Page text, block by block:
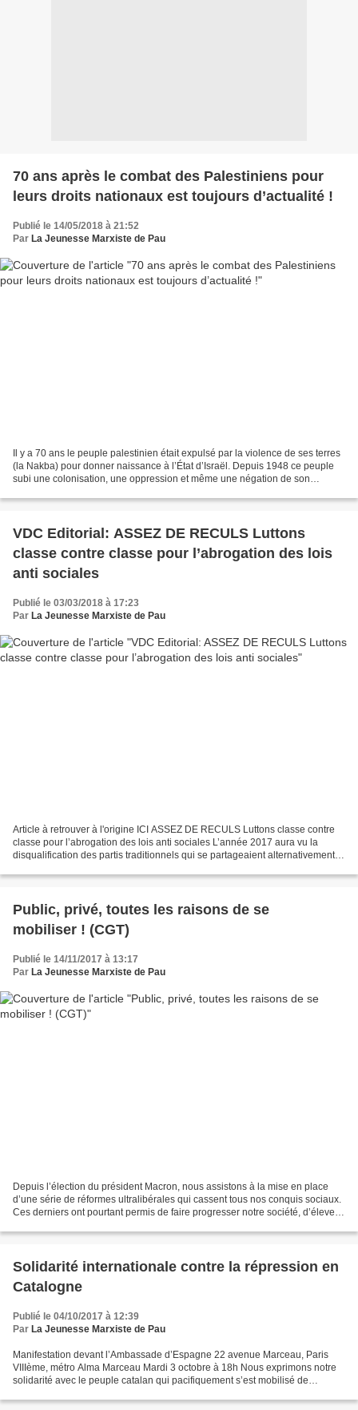
70 ans après le combat des Palestiniens pour
leurs droits nationaux est toujours d’actualité !
Publié le 14/05/2018 à 21:52
Par La Jeunesse Marxiste de Pau
Il y a 70 ans le peuple palestinien était expulsé par la violence de ses terres
(la Nakba) pour donner naissance à l’État d’Israël. Depuis 1948 ce peuple
subi une colonisation, une oppression et même une négation de son
VDC Editorial: ASSEZ DE RECULS Luttons
classe contre classe pour l’abrogation des lois
anti sociales
Publié le 03/03/2018 à 17:23
Par La Jeunesse Marxiste de Pau
Article à retrouver à l'origine ICI ASSEZ DE RECULS Luttons classe contre
classe pour l’abrogation des lois anti sociales L’année 2017 aura vu la
disqualification des partis traditionnels qui se partageaient alternativement le
Public, privé, toutes les raisons de se
mobiliser ! (CGT)
Publié le 14/11/2017 à 13:17
Par La Jeunesse Marxiste de Pau
Depuis l’élection du président Macron, nous assistons à la mise en place
d’une série de réformes ultralibérales qui cassent tous nos conquis sociaux.
Ces derniers ont pourtant permis de faire progresser notre société, d’élever
Solidarité internationale contre la répression en
Catalogne
Publié le 04/10/2017 à 12:39
Par La Jeunesse Marxiste de Pau
Manifestation devant l’Ambassade d’Espagne 22 avenue Marceau, Paris
VIIIème, métro Alma Marceau Mardi 3 octobre à 18h Nous exprimons notre
solidarité avec le peuple catalan qui pacifiquement s’est mobilisé de